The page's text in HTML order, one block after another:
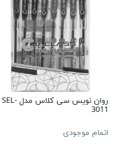
روان نویس سی کلاس مدل SEL-
3011
اتمام موجودی